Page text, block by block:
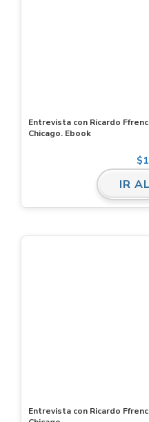
Entrevista con Ricardo
Chicago. Ebook
$
IR
Entrevista con Ricardo